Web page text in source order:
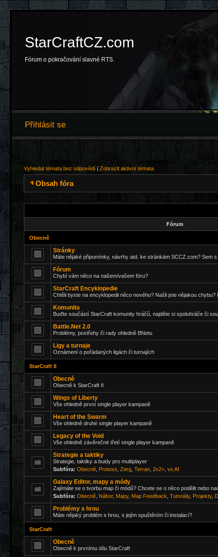
StarCraftCZ.com
Fórum o pokračování slavné RTS.
Přihlásit se
Vyhledat témata bez odpovědí | Zobrazit aktivní témata
Obsah fóra
Fórum
Obecně
Stránky
Máte nějaké připomínky, návrhy atd. ke stránkám SCCZ.com? Sem s
Fórum
Chybí vám něco na našem/vašem fóru?
StarCraft Encyklopedie
Chtěli byste na encyklopedii něco nového? Našli jste nějakou chybu?
Komunita
Buďte součástí StarCraft komunity hráčů, najděte si spoluhráče či
Battle.Net 2.0
Problémy, postřehy či rady ohledně BNetu
Ligy a turnaje
Oznámení o pořádaných ligách či turnajích
StarCraft II
Obecně
Obecně k StarCraft II
Wings of Liberty
Vše ohledně první single player kampaně
Heart of the Swarm
Vše ohledně druhé single player kampaně
Legacy of the Void
Vše ohledně závěrečné třetí single player kampaně
Strategie a taktiky
Strategie, taktiky a buidy pro multiplayer
Subfóra: Obecně Protoss Zerg Terran 2v2+ vs AI
Galaxy Editor, mapy a módy
Zajímáte se o tvorbu map či módů? Chcete se o něco podělit nebo
Subfóra: Obecně Nábor, Mapy, Map Feedback Tutoriály, Projekty,
Problémy s hrou
Máte nějaký problém s hrou, s jejím spuštěním či instalací?
StarCraft
Obecně
Obecně k prvnímu dílu StarCraft